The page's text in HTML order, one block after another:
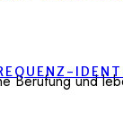
Berufung und